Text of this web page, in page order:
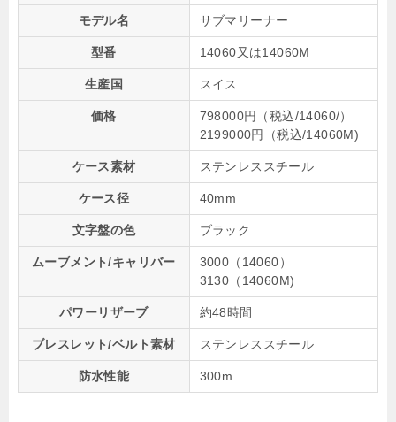
モデル名 サブマリーナー
型番 14060又は14060M
生産国 スイス
価格
798000円（税込/14060/）
2199000円（税込/14060M)
ケース素材 ステンレススチール
ケース径 40mm
文字盤の色 ブラック
ムーブメント/キャリバー
3000（14060）
3130（14060M)
パワーリザーブ 約48時間
ブレスレット/ベルト素材 ステンレススチール
防水性能 300m